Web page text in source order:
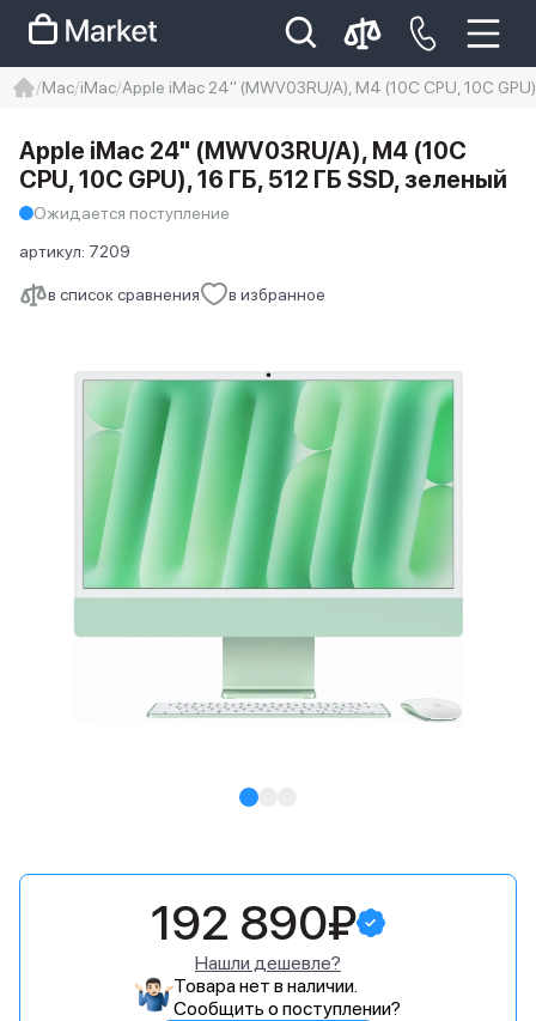
Iphone 14 pro max
айфон 14
Mac iMac Apple iMac 24" (MWV03RU/A), M4 (10C CPU, 10C
в список сравнения в избранное
Apple iMac 24" (MWV03RU/A), M4 (10C
CPU, 10C GPU), 16 ГБ, 512 ГБ SSD, зеленый
Ожидается поступление
артикул: 7209
192 890₽
Нашли дешевле?
Товара нет в наличии.
Сообщить о поступлении?